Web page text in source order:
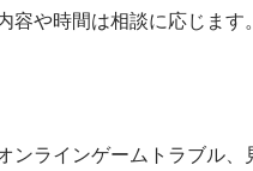
や時間は相談に応じます。
ンラインゲームトラブル